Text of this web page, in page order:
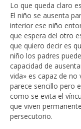
Lo que queda claro
El niño se ausenta
interior ese niño
que espera del otro
que quiero decir es
niño los padres
capacidad de
vida» es capaz de no
parece sencillo pero
como se evita el
que viven
persecutorio.